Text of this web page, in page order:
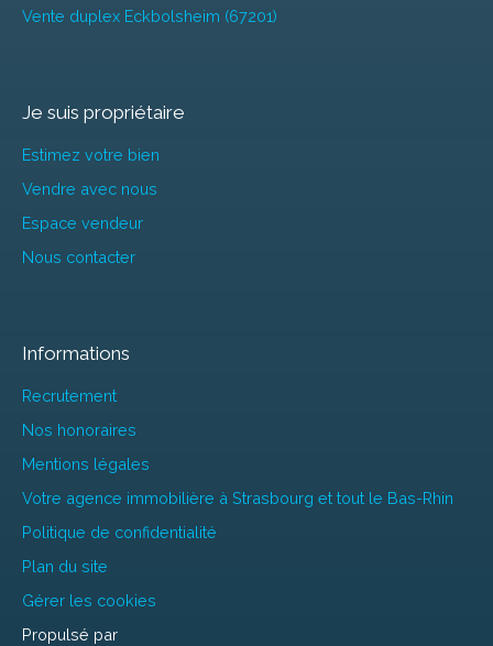
Vente duplex Eckbolsheim (67201)
Je suis propriétaire
Estimez votre bien
Vendre avec nous
Espace vendeur
Nous contacter
Informations
Recrutement
Nos honoraires
Mentions légales
Votre agence immobilière à Strasbourg et tout le Bas-Rhin
Politique de confidentialité
Plan du site
Gérer les cookies
Propulsé par